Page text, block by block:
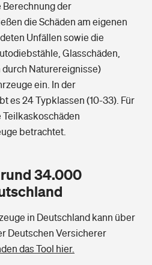
Berechnung der
die Schäden am eigenen
Unfällen sowie die
Glasschäden,
durch Naturereignisse)
ein. In der
es 24 Typklassen (10-33). Für
betrachtet.
34.000
in Deutschland kann über
Deutschen Versicherer
das Tool hier.